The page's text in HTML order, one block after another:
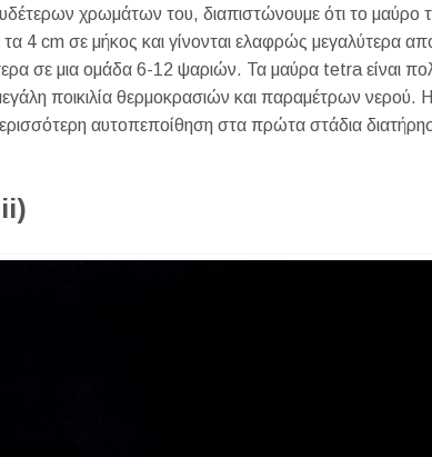
χρωμάτων του, διαπιστώνουμε ότι το μαύρο
cm σε μήκος και γίνονται ελαφρώς μεγαλύτερα
σε μια ομάδα 6-12 ψαριών. Τα μαύρα tetra είναι πολύ
ποικιλία θερμοκρασιών και παραμέτρων νερού.
αυτοπεποίθηση στα πρώτα στάδια